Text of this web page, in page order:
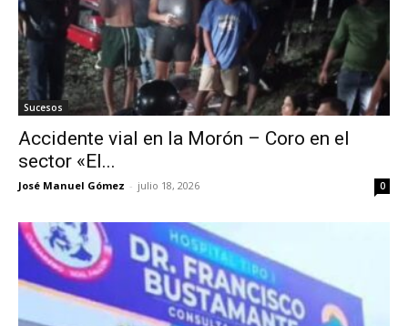
Sucesos
Accidente vial en la Morón – Coro en el
sector «El...
José Manuel Gómez - julio 18, 2026 0